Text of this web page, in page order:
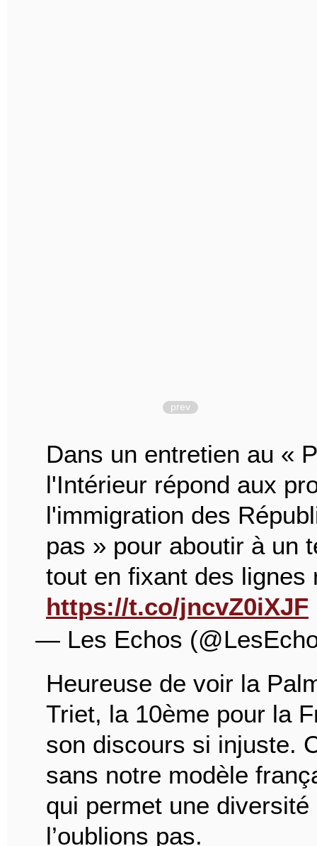
prev
Dans un entretien au «
l'Intérieur répond aux
l'immigration des
pas » pour aboutir à un
tout en fixant des lignes
https://t.co/jncvZ0iXJF
— Les Echos
Heureuse de voir la
Triet, la 10ème pour la
son discours si injuste.
sans notre modèle
qui permet une
l’oublions pas.